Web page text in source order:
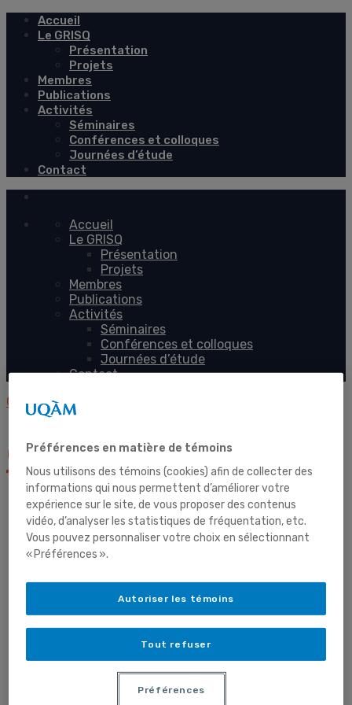
Accueil
Le GRISQ
Présentation
Projets
Membres
Publications
Activités
Séminaires
Conférences et colloques
Journées d’étude
Contact
Accueil
Le GRISQ
Présentation
Projets
Membres
Publications
Activités
Séminaires
Conférences et colloques
Journées d’étude
Contact
GRISQ
GRISQ
Accueil
Le GRISQ
Présentation
Préférences en matière de témoins
Nous utilisons des témoins (cookies) afin de collecter des
informations qui nous permettent d’améliorer votre
expérience sur le site, de vous proposer des contenus
vidéo, d’analyser les statistiques de fréquentation, etc.
Vous pouvez personnaliser votre choix en sélectionnant
« Préférences ».
Tout refuser
Autoriser les témoins
Préférences